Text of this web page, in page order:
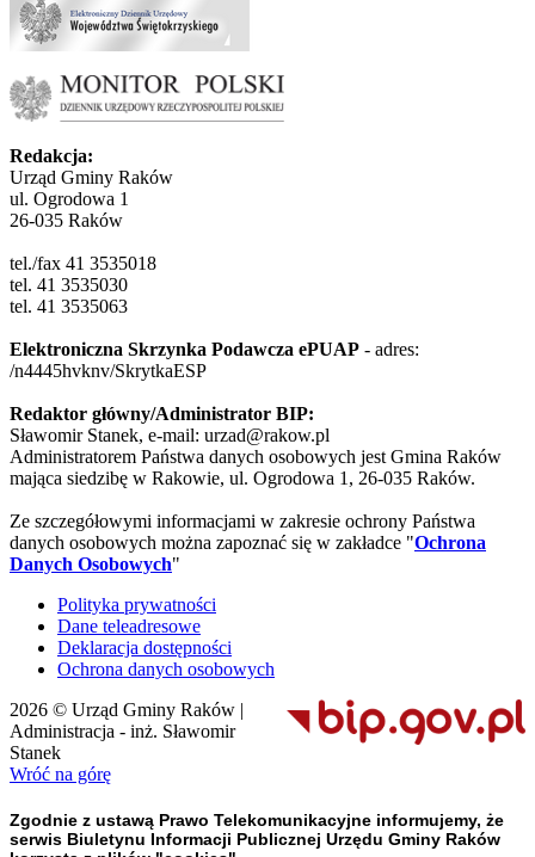
Redakcja:
Urząd Gminy Raków
ul. Ogrodowa 1
26-035 Raków
tel./fax 41 3535018
tel. 41 3535030
tel. 41 3535063
Elektroniczna Skrzynka Podawcza ePUAP - adres:
/n4445hvknv/SkrytkaESP
Redaktor główny/Administrator BIP:
Sławomir Stanek, e-mail: urzad@rakow.pl
Administratorem Państwa danych osobowych jest Gmina Raków
mająca siedzibę w Rakowie, ul. Ogrodowa 1, 26-035 Raków.
Ze szczegółowymi informacjami w zakresie ochrony Państwa
danych osobowych można zapoznać się w zakładce "Ochrona
Danych Osobowych"
Polityka prywatności
Dane teleadresowe
Deklaracja dostępności
Ochrona danych osobowych
2026 © Urząd Gminy Raków |
Administracja - inż. Sławomir
Stanek
Wróć na górę
Zgodnie z ustawą Prawo Telekomunikacyjne informujemy, że
serwis Biuletynu Informacji Publicznej Urzędu Gminy Raków